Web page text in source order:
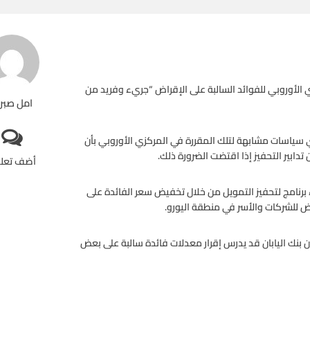
امل
أضف
الأوروبي للفوائد السالبة على الإقراض “جريء وفريد من
سياسات مشابهة لتلك المقررة في المركزي الأوروبي بأن
التحفيز إذا اقتضت الضرورة ذلك.
لتحفيز التمويل من خلال تخفيض سعر الفائدة على
للشركات والأسر في منطقة اليورو.
بنك اليابان قد يدرس إقرار معدلات فائدة سالبة على بعض